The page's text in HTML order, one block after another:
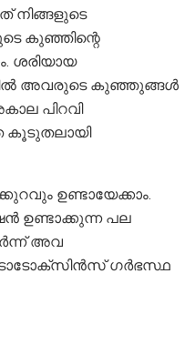
നിങ്ങളുടെ
കുഞ്ഞിന്റെ
ശരിയായ
അവരുടെ കുഞ്ഞുങ്ങള്‍
പിറവി
കൂടുതലായി
ഉണ്ടായേക്കാം.
ഉണ്ടാക്കുന്ന പല
അവ
ഗര്‍ഭസ്ഥ